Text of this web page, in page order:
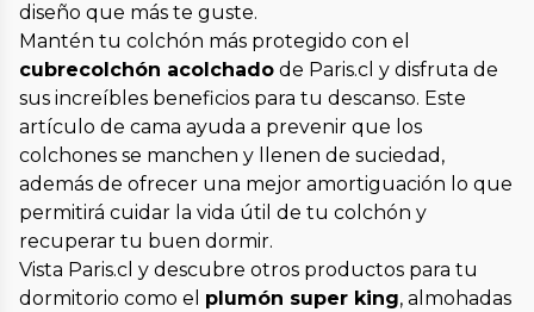
diseño que más te guste.
Mantén tu colchón más protegido con el
cubrecolchón acolchado de Paris.cl y disfruta de
sus increíbles beneficios para tu descanso. Este
artículo de cama ayuda a prevenir que los
colchones se manchen y llenen de suciedad,
además de ofrecer una mejor amortiguación lo que
permitirá cuidar la vida útil de tu colchón y
recuperar tu buen dormir.
Vista Paris.cl y descubre otros productos para tu
dormitorio como el plumón super king, almohadas